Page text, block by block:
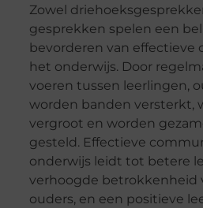
Zowel
gesprekken spelen een
bevorderen van effectieve
het onderwijs. Door
voeren tussen leerlingen,
worden banden versterkt,
vergroot en worden
gesteld. Effectieve
onderwijs leidt tot betere
verhoogde betrokkenheid
ouders, en een positieve